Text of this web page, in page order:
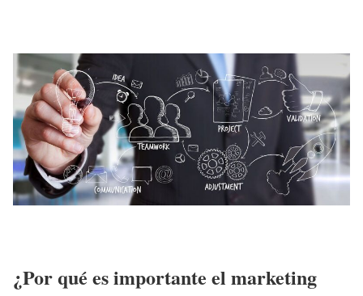
¿Por qué es importante el marketing